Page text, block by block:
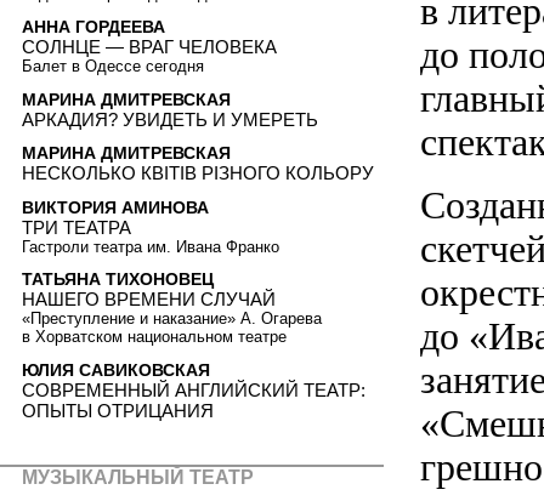
в
до
до
АННА ГОРДЕЕВА
СОЛНЦЕ — ВРАГ ЧЕЛОВЕКА
Балет в Одессе сегодня
МАРИНА ДМИТРЕВСКАЯ
АРКАДИЯ? УВИДЕТЬ И УМЕРЕТЬ
МАРИНА ДМИТРЕВСКАЯ
НЕСКОЛЬКО КВІТІВ РІЗНОГО КОЛЬОРУ
ВИКТОРИЯ АМИНОВА
ТРИ ТЕАТРА
Гастроли театра им. Ивана Франко
ТАТЬЯНА ТИХОНОВЕЦ
НАШЕГО ВРЕМЕНИ СЛУЧАЙ
«Преступление и наказание» А. Огарева
в Хорватском национальном театре
ЮЛИЯ САВИКОВСКАЯ
СОВРЕМЕННЫЙ АНГЛИЙСКИЙ ТЕАТР:
ОПЫТЫ ОТРИЦАНИЯ
МУЗЫКАЛЬНЫЙ ТЕАТР